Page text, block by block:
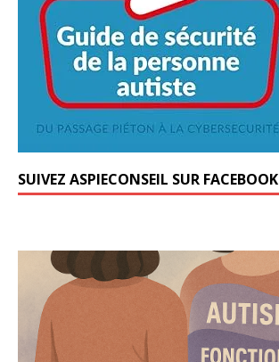
SUIVEZ ASPIECONSEIL SUR FACEBOOK